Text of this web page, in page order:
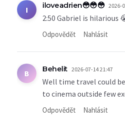
I iloveadrien😳😳😳 2026-
2:50 Gabriel is hilarious
Odpovědět Nahlásit
B Behelit 2026-07-14 21:47
Well time travel could
to cinema outside few
Odpovědět Nahlásit